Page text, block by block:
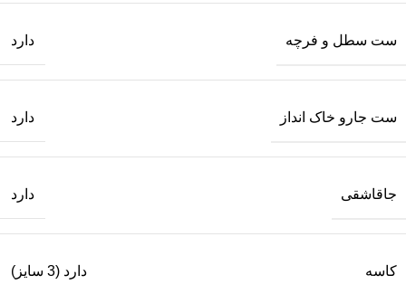
ست سطل و فرچه دارد
ست جارو خاک انداز دارد
جاقاشقی دارد
کاسه دارد (3 سایز)